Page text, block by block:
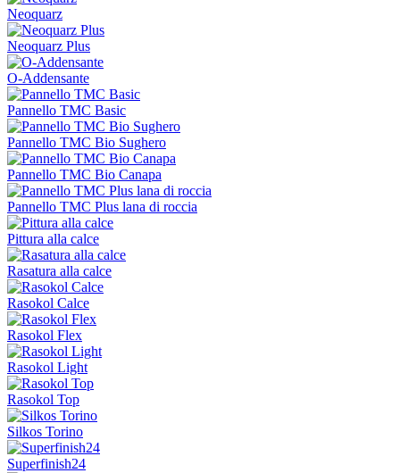
Neoquarz
Neoquarz Plus
O-Addensante
Pannello TMC Basic
Pannello TMC Bio Sughero
Pannello TMC Bio Canapa
Pannello TMC Plus lana di roccia
Pittura alla calce
Rasatura alla calce
Rasokol Calce
Rasokol Flex
Rasokol Light
Rasokol Top
Silkos Torino
Superfinish24